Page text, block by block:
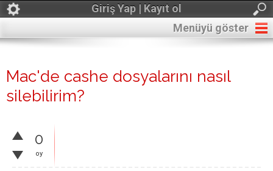
Giriş Yap | Kayıt ol
Menüyü göster
Mac'de cashe dosyalarını nasıl
silebilirim?
0
oy